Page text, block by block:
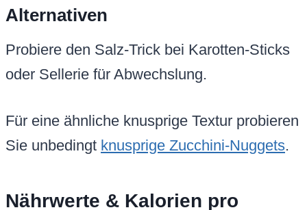
Alternativen
Probiere den Salz-Trick bei Karotten-Sticks
oder Sellerie für Abwechslung.
Für eine ähnliche knusprige Textur probieren
Sie unbedingt knusprige Zucchini-Nuggets.
Nährwerte & Kalorien pro